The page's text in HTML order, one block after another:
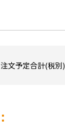
注文予定合計(税別)